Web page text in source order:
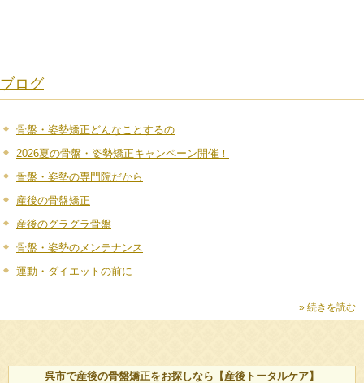
ブログ
骨盤・姿勢矯正どんなことするの
2026夏の骨盤・姿勢矯正キャンペーン開催！
骨盤・姿勢の専門院だから
産後の骨盤矯正
産後のグラグラ骨盤
骨盤・姿勢のメンテナンス
運動・ダイエットの前に
» 続きを読む
呉市で産後の骨盤矯正をお探しなら【産後トータルケア】